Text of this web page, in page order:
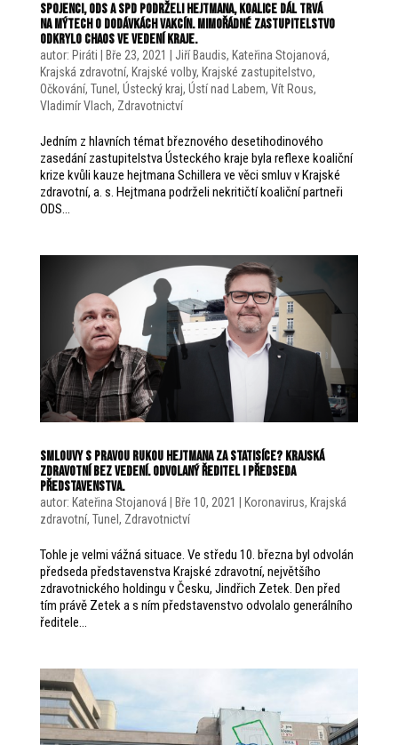
Spojenci, ODS a SPD podrželi hejtmana, koalice dál trvá
na mýtech o dodávkách vakcín. Mimořádné zastupitelstvo
odkrylo chaos ve vedení kraje.
autor: Piráti Bře 23, 2021 Jiří Baudis, Kateřina Stojanová,
Krajská zdravotní, Krajské volby, Krajské zastupitelstvo,
Očkování, Tunel , Ústecký kraj, Ústí nad Labem, Vít Rous,
Vladimír Vlach, Zdravotnictví
Jedním z hlavních témat březnového desetihodinového
zasedání zastupitelstva Ústeckého kraje byla reflexe koaliční
krize kvůli kauze hejtmana Schillera ve věci smluv v Krajské
zdravotní, a. s. Hejtmana podrželi nekritičtí koaliční partneři
ODS...
Smlouvy s pravou rukou Hejtmana za statisíce? Krajská
zdravotní bez vedení. Odvolaný ředitel i předseda
představenstva.
autor: Kateřina Stojanová Bře 10, 2021 Koronavirus, Krajská
zdravotní, Tunel , Zdravotnictví
Tohle je velmi vážná situace. Ve středu 10. března byl odvolán
předseda představenstva Krajské zdravotní, největšího
zdravotnického holdingu v Česku, Jindřich Zetek. Den před
tím právě Zetek a s ním představenstvo odvolalo generálního
ředitele...